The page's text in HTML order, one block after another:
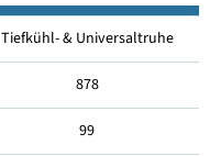
Tiefkühl- & Universaltruhe
878
99